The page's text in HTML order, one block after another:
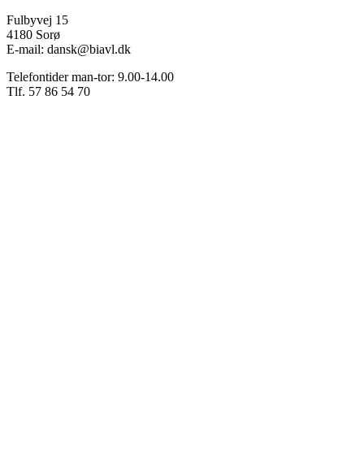
Fulbyvej 15
4180 Sorø
E-mail: dansk@biavl.dk
Telefontider man-tor: 9.00-14.00
Tlf. 57 86 54 70